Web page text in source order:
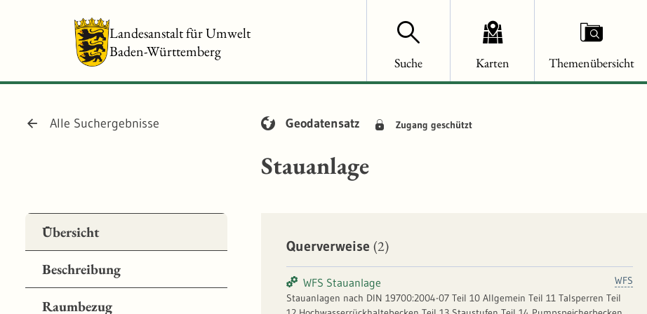
Landesanstalt für Umwelt
Baden-Württemberg
Suche Karten Themenübersicht
Alle Suchergebnisse Geodatensatz Zugang geschützt
Stauanlage
Übersicht
Beschreibung
Raumbezug
Querverweise (2)
WFS
WFS Stauanlage
Stauanlagen nach DIN 19700:2004-07 Teil 10 Allgemein Teil 11 Talsperren Teil